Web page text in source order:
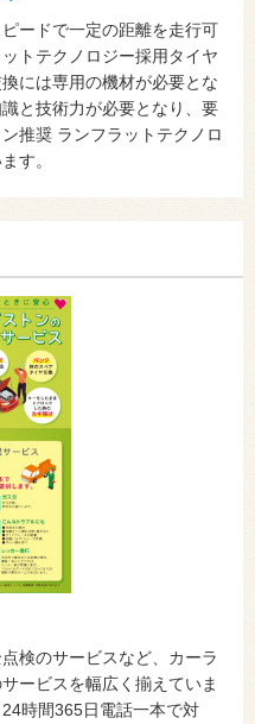
ードで一定の距離を走行可
トテクノロジー採用タイヤ
には専用の機材が必要とな
と技術力が必要となり、要
推奨 ランフラットテクノロ
す。
検のサービスなど、カーラ
ービスを幅広く揃えていま
時間365日電話一本で対